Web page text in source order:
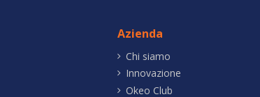
Azienda
Chi siamo
Innovazione
Okeo Club